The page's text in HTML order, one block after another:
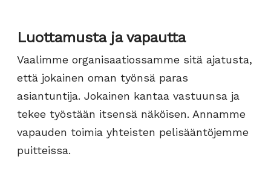
Luottamusta ja vapautta
Vaalimme organisaatiossamme sitä ajatusta,
että jokainen oman työnsä paras
asiantuntija. Jokainen kantaa vastuunsa ja
tekee työstään itsensä näköisen. Annamme
vapauden toimia yhteisten pelisääntöjemme
puitteissa.